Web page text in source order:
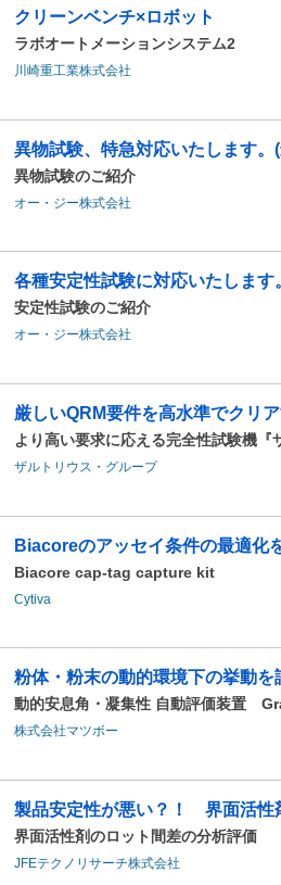
クリーンベンチ×ロボット
ラボオートメーションシステム2
川崎重工業株式会社
異物試験、特急対応いたします。
異物試験のご紹介
オー・ジー株式会社
各種安定性試験に対応いたします
安定性試験のご紹介
オー・ジー株式会社
厳しいQRM要件を高水準でクリ
より高い要求に応える完全性試験機
ザルトリウス・グループ
Biacoreのアッセイ条件の最適化
Biacore cap-tag capture kit
Cytiva
粉体・粉末の動的環境下の挙動を
動的安息角・凝集性 自動評価装置
株式会社マツボー
製品安定性が悪い？！ 界面活性
界面活性剤のロット間差の分析評価
JFEテクノリサーチ株式会社